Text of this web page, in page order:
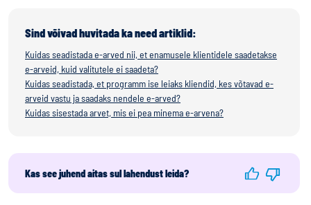
Sind võivad huvitada ka need artiklid:
Kuidas seadistada e-arved nii, et enamusele klientidele saadetakse
e-arveid, kuid valitutele ei saadeta?
Kuidas seadistada, et programm ise leiaks kliendid, kes võtavad e-
arveid vastu ja saadaks nendele e-arved?
Kuidas sisestada arvet, mis ei pea minema e-arvena?
Kas see juhend aitas sul lahendust leida?